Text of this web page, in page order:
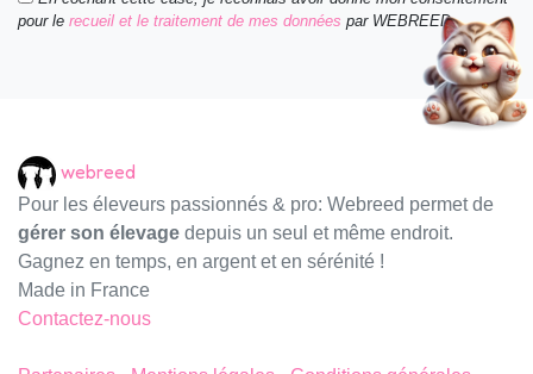
pour le recueil et le traitement de mes données par WEBREED.
webreed
Pour les éleveurs passionnés & pro: Webreed permet de
gérer son élevage depuis un seul et même endroit.
Gagnez en temps, en argent et en sérénité !
Made in France
Contactez-nous